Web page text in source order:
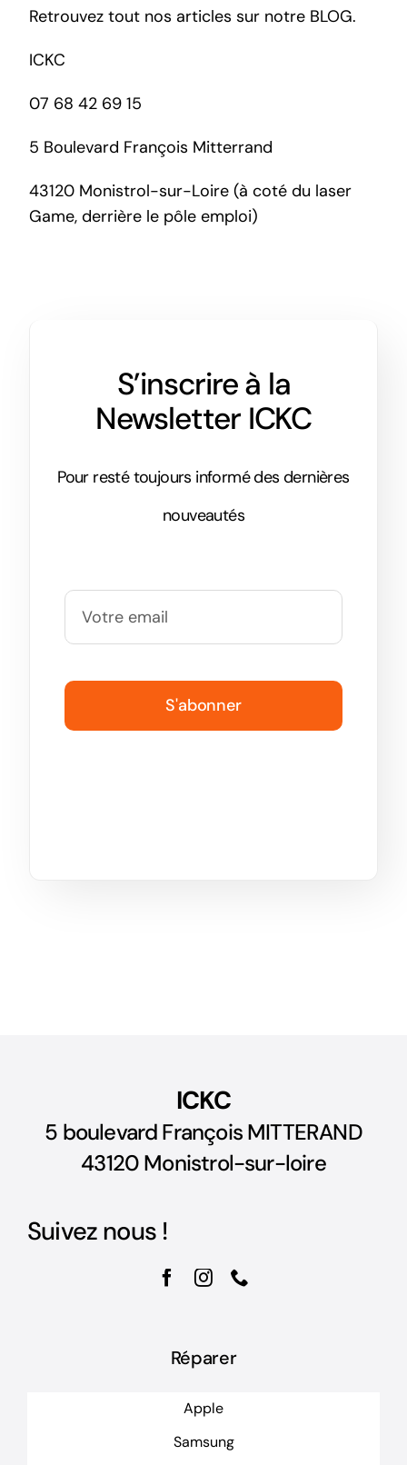
Retrouvez tout nos articles sur notre BLOG.
ICKC
07 68 42 69 15
5 Boulevard François Mitterrand
43120 Monistrol-sur-Loire (à coté du laser
Game, derrière le pôle emploi)
S’inscrire à la
Newsletter ICKC
Pour resté toujours informé des dernières
nouveautés
S'abonner
ICKC
5 boulevard François MITTERAND
43120 Monistrol-sur-loire
Suivez nous !
Réparer
Apple
Samsung